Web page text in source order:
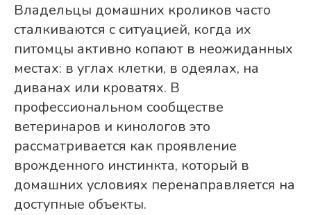
Владельцы домашних кроликов часто
сталкиваются с ситуацией, когда их
питомцы активно копают в неожиданных
местах: в углах клетки, в одеялах, на
диванах или кроватях. В
профессиональном сообществе
ветеринаров и кинологов это
рассматривается как проявление
врожденного инстинкта, который в
домашних условиях перенаправляется на
доступные объекты.